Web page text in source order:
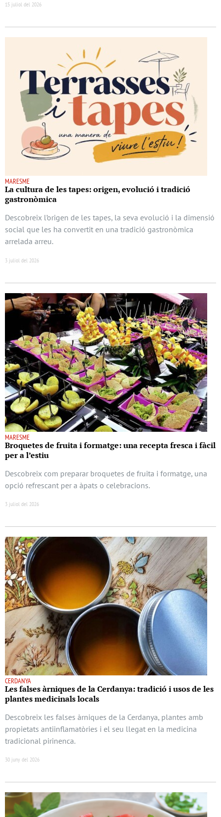
15 juliol del 2026
MARESME
La cultura de les tapes: origen, evolució i tradició
gastronòmica
Descobreix l’origen de les tapes, la seva evolució i la dimensió
social que les ha convertit en una tradició gastronòmica
arrelada arreu.
3 juliol del 2026
MARESME
Broquetes de fruita i formatge: una recepta fresca i fàcil
per a l’estiu
Descobreix com preparar broquetes de fruita i formatge, una
opció refrescant per a àpats o celebracions.
3 juliol del 2026
CERDANYA
Les falses àrniques de la Cerdanya: tradició i usos de les
plantes medicinals locals
Descobreix les falses àrniques de la Cerdanya, plantes amb
propietats antiinflamatòries i el seu llegat en la medicina
tradicional pirinenca.
30 juny del 2026